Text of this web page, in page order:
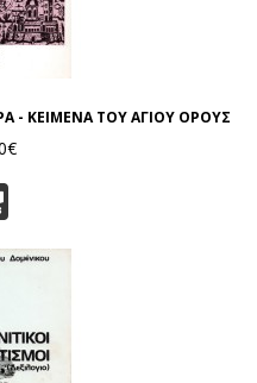
- ΚΕΙΜΕΝΑ ΤΟΥ ΑΓΙΟΥ ΟΡΟΥΣ